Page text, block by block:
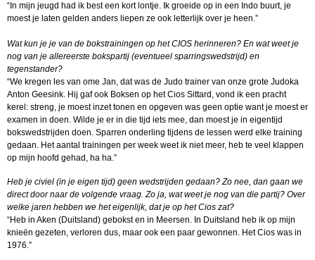
“In mijn jeugd had ik best een kort lontje. Ik groeide op in een Indo buurt, je
moest je laten gelden anders liepen ze ook letterlijk over je heen.”
Wat kun je je van de bokstrainingen op het CIOS herinneren? En wat weet je
nog van je allereerste bokspartij (eventueel sparringswedstrijd) en
tegenstander?
“We kregen les van ome Jan, dat was de Judo trainer van onze grote Judoka
Anton Geesink. Hij gaf ook Boksen op het Cios Sittard, vond ik een pracht
kerel: streng, je moest inzet tonen en opgeven was geen optie want je moest er
examen in doen. Wilde je er in die tijd iets mee, dan moest je in eigentijd
bokswedstrijden doen. Sparren onderling tijdens de lessen werd elke training
gedaan. Het aantal trainingen per week weet ik niet meer, heb te veel klappen
op mijn hoofd gehad, ha ha.”
Heb je civiel (in je eigen tijd) geen wedstrijden gedaan? Zo nee, dan gaan we
direct door naar de volgende vraag. Zo ja, wat weet je nog van die partij? Over
welke jaren hebben we het eigenlijk, dat je op het Cios zat?
“Heb in Aken (Duitsland) gebokst en in Meersen. In Duitsland heb ik op mijn
knieën gezeten, verloren dus, maar ook een paar gewonnen. Het Cios was in
1976.”